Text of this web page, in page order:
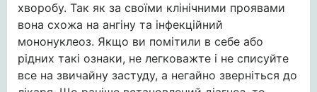
хворобу. Так як за своїми клінічними проявами
вона схожа на ангіну та інфекційний
мононуклеоз. Якщо ви помітили в себе або
рідних такі ознаки, не легковажте і не списуйте
все на звичайну застуду, а негайно зверніться до